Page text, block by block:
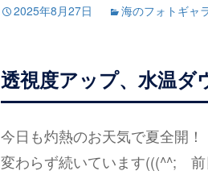
2025年8月27日 海のフォトギャ
透視度アップ、水温ダ
今日も灼熱のお天気で夏全開
変わらず続いています(((^^;